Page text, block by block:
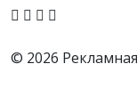
© 2026